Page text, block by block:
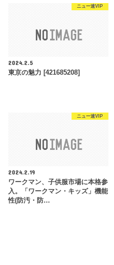
ニュー速VIP
2024.2.5
東京の魅力 [421685208]
ニュー速VIP
2024.2.19
ワークマン、子供服市場に本格参
入。「ワークマン・キッズ」機能
性(防汚・防…